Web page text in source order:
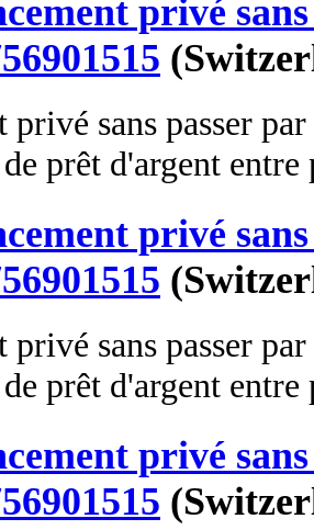
privé
privé sans passer
prêt d'argent
privé
privé sans passer
prêt d'argent
privé